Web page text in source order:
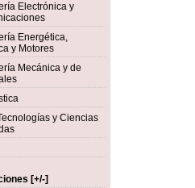
Electrónica y
Energética,
y Motores
Mecánica y de
y Ciencias
[+/-]